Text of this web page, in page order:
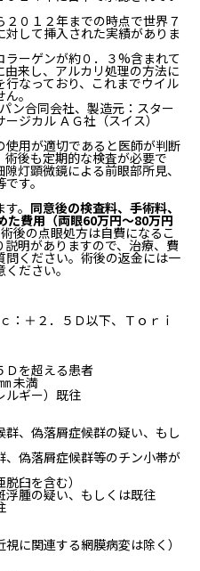
０１２年までの時点で世界７
して挿入された実績がありま
ラーゲンが約０．３%含まれて
来し、アルカリ処理の方法に
なっており、これまでウイル
。
ン合同会社、製造元：スター
ジカル ＡＧ社（スイス）
用が適切であると医師が判断
後も定期的な検査が必要で
灯顕微鏡による前眼部所見、
す。
。 同意後の検査料、手術料、
た費用（両眼60万円〜80万円
後の点眼処方は自費になるこ
明がありますので、治療、費
ください。術後の返金には一
ださい。
：＋２．５Ｄ以下、Ｔｏｒｉ
Ｄを超える患者
未満
ルギー）既往
、偽落屑症候群の疑い、もし
偽落屑症候群等のチン小帯が
臼を含む）
腫の疑い、もしくは既往
に関連する網膜病変は除く）